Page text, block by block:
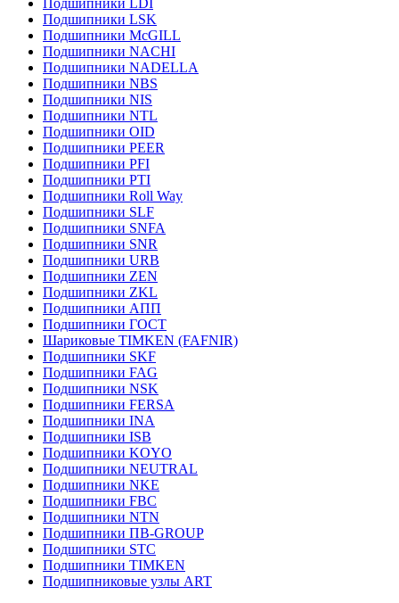
Подшипники LDI
Подшипники LSK
Подшипники McGILL
Подшипники NACHI
Подшипники NADELLA
Подшипники NBS
Подшипники NIS
Подшипники NTL
Подшипники OID
Подшипники PEER
Подшипники PFI
Подшипники PTI
Подшипники Roll Way
Подшипники SLF
Подшипники SNFA
Подшипники SNR
Подшипники URB
Подшипники ZEN
Подшипники ZKL
Подшипники АПП
Подшипники ГОСТ
Шариковые ТІMKEN (FAFNIR)
Подшипники SKF
Подшипники FAG
Подшипники NSK
Подшипники FERSA
Подшипники INA
Подшипники ISB
Подшипники KOYO
Подшипники NEUTRAL
Подшипники NKE
Подшипники FBC
Подшипники NTN
Подшипники ПВ-GROUP
Подшипники STC
Подшипники TIMKEN
Подшипниковые узлы ART